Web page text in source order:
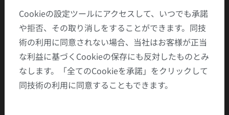
étiologique, avec la recherche d'une porte d'entrée.
Points clés
Etiologies :
- Porte d’entrée dentaire, salivaire ou iatrogène
- Absence de cause (20 à 50%)
Clinique :
Cookieの設定ツールにアクセスして、いつでも承諾
や拒否、その取り消しをすることができます。同技
術の利用に同意されない場合、当社はお客様が正当
な利益に基づくCookieの保存にも反対したものとみ
なします。「全てのCookieを承諾」をクリックして
同技術の利用に同意することもできます。